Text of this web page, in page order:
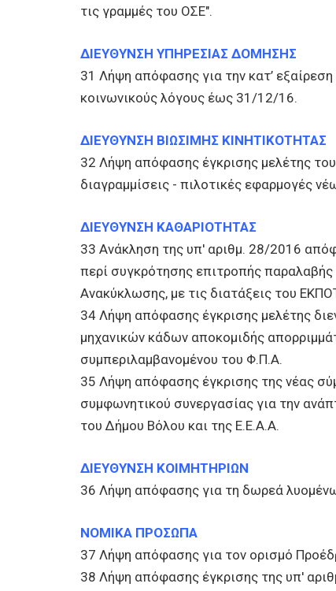
τις γραμμές του ΟΣΕ".
ΔΙΕΥΘΥΝΣΗ ΥΠΗΡΕΣΙΑΣ ΔΟΜΗΣΗΣ
31 Λήψη απόφασης για την κατ’
κοινωνικούς λόγους έως 31/12/16.
ΔΙΕΥΘΥΝΣΗ ΒΙΩΣΙΜΗΣ ΚΙΝΗΤΙΚΟΤΗΤΑΣ
32 Λήψη απόφασης έγκρισης μελέτης
διαγραμμίσεις - πιλοτικές εφαρμογές
ΔΙΕΥΘΥΝΣΗ ΚΑΘΑΡΙΟΤΗΤΑΣ
33 Ανάκληση της υπ' αριθμ. 28/2016
περί συγκρότησης επιτροπής
Ανακύκλωσης, με τις διατάξεις του
34 Λήψη απόφασης έγκρισης μελέτης
μηχανικών κάδων αποκομιδής
συμπεριλαμβανομένου του Φ.Π.Α.
35 Λήψη απόφασης έγκρισης της νέας
συμφωνητικού συνεργασίας για την
του Δήμου Βόλου και της Ε.Ε.Α.Α.
ΔΙΕΥΘΥΝΣΗ ΚΟΙΜΗΤΗΡΙΩΝ
36 Λήψη απόφασης για τη δωρεά
ΝΟΜΙΚΑ ΠΡΟΣΩΠΑ
37 Λήψη απόφασης για τον ορισμό
38 Λήψη απόφασης έγκρισης της υπ'